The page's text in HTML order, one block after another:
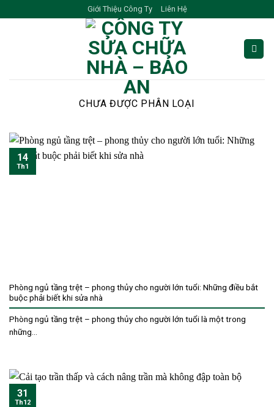
to
Giới Thiệu Công Ty Liên Hệ
CHƯA ĐƯỢC PHÂN LOẠI
Phòng ngủ tầng trệt – phong thủy cho người lớn tuổi: Những điều bắt
buộc phải biết khi sửa nhà
Phòng ngủ tầng trệt – phong thủy cho người lớn tuổi là một trong
những...
14
Th1
31
Th12